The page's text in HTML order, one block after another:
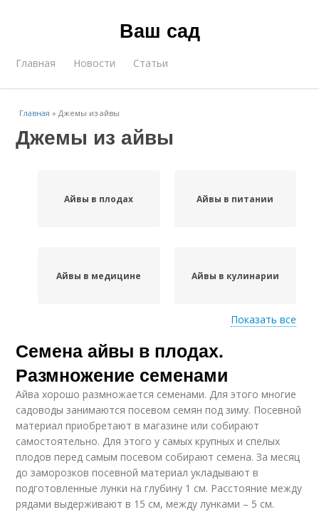
Ваш сад
Главная Новости Статьи
Главная »Джемы из айвы
Джемы из айвы
Айвы в плодах Айвы в питании
Айвы в медицине Айвы в кулинарии
Айвы от кашля
Показать все
Семена айвы в плодах.
Размножение семенами
Айва хорошо размножается семенами. Для этого многие
садоводы занимаются посевом семян под зиму. Посевной
материал приобретают в магазине или собирают
самостоятельно. Для этого у самых крупных и спелых
плодов перед самым посевом собирают семена. За месяц
до заморозков посевной материал укладывают в
подготовленные лунки на глубину 1 см. Расстояние между
рядами выдерживают в 15 см, между лунками – 5 см.